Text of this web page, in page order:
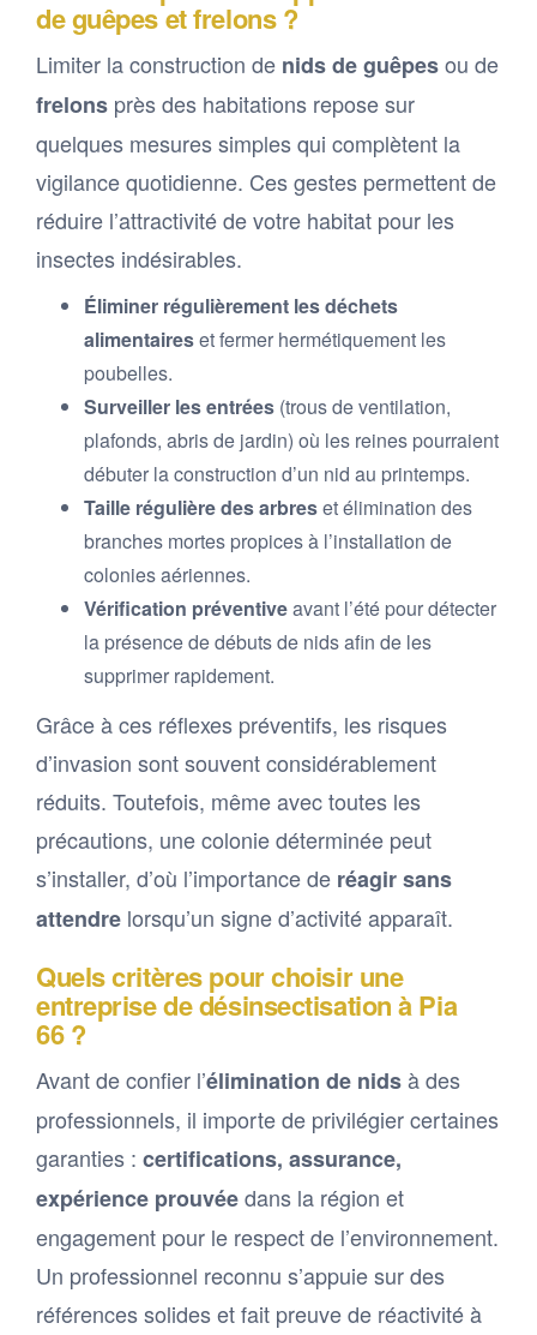
de guêpes et frelons ?
Limiter la construction de nids de guêpesou de
frelons près des habitations repose sur
quelques mesures simples qui complètent la
vigilance quotidienne. Ces gestes permettent de
réduire l’attractivité de votre habitat pour les
insectes indésirables.
Éliminer régulièrement les déchets
alimentaireset fermer hermétiquement les
poubelles.
Surveiller les entrées (trous de ventilation,
plafonds, abris de jardin) où les reines pourraient
débuter la construction d’un nid au printemps.
Taille régulière des arbreset élimination des
branches mortes propices à l’installation de
colonies aériennes.
Vérification préventiveavant l’été pour détecter
la présence de débuts de nids afin de les
supprimer rapidement.
Grâce à ces réflexes préventifs, les risques
d’invasion sont souvent considérablement
réduits. Toutefois, même avec toutes les
précautions, une colonie déterminée peut
s’installer, d’où l’importance de réagir sans
attendre lorsqu’un signe d’activité apparaît.
Quels critères pour choisir une
entreprise de désinsectisation à Pia
66 ?
Avant de confier l’élimination de nidsà des
professionnels, il importe de privilégier certaines
garanties : certifications, assurance,
expérience prouvéedans la région et
engagement pour le respect de l’environnement.
Un professionnel reconnu s’appuie sur des
références solides et fait preuve de réactivité à